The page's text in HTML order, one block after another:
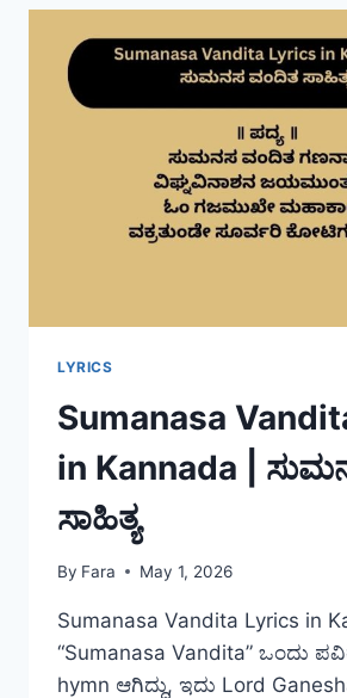
IN
KANNADA
|
ಗರುಡ
ಗಮನ
ಸಾಹಿತ್ಯ
LYRICS
Sumanasa
in Kannada |
ಸಾಹಿತ್ಯ
By Fara May 1, 2026
Sumanasa Vandita Lyrics in
“Sumanasa Vandita” ಒಂದು
hymn ಆಗಿದ್ದು, ಇದು Lord